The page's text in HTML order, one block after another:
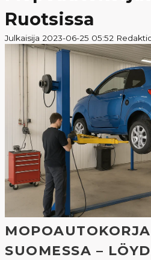
Ruotsissa
Julkaisija 2023-06-25 05:52
SUOMESSA –